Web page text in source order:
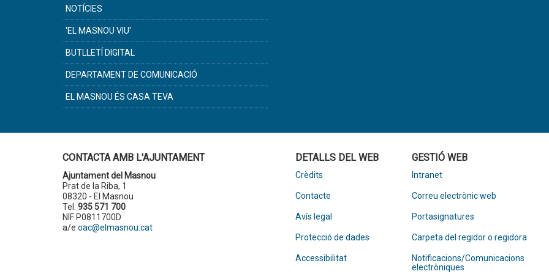
NOTÍCIES
'EL MASNOU VIU'
BUTLLETÍ DIGITAL
DEPARTAMENT DE COMUNICACIÓ
EL MASNOU ÉS CASA TEVA
CONTACTA AMB L'AJUNTAMENT
Ajuntament del Masnou
Prat de la Riba, 1
08320 - El Masnou
Tel. 935 571 700
NIF P0811700D
a/e oac@elmasnou.cat
DETALLS DEL WEB
Crèdits
Contacte
Avís legal
Protecció de dades
Accessibilitat
GESTIÓ WEB
Intranet
Correu electrònic web
Portasignatures
Carpeta del regidor o regidora
Notificacions/Comunicacions
electròniques